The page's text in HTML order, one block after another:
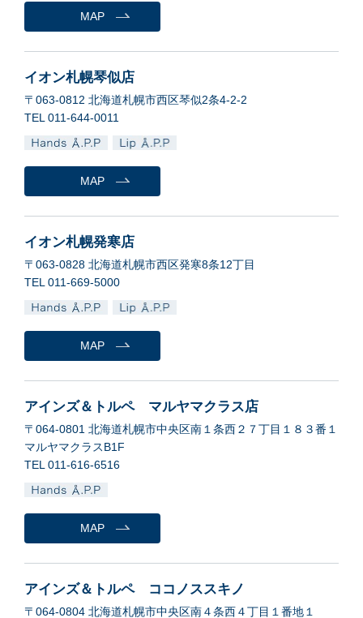
MAP
イオン札幌琴似店
〒063-0812 北海道札幌市西区琴似2条4-2-2
TEL 011-644-0011
MAP
イオン札幌発寒店
〒063-0828 北海道札幌市西区発寒8条12丁目
TEL 011-669-5000
MAP
アインズ＆トルペ マルヤマクラス店
〒064-0801 北海道札幌市中央区南１条西２７丁目１８３番１
マルヤマクラスB1F
TEL 011-616-6516
MAP
アインズ＆トルペ ココノススキノ
〒064-0804 北海道札幌市中央区南４条西４丁目１番地１